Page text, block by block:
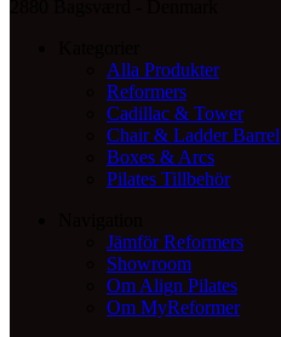
Alla Produkter
Reformers
Cadillac & Tower
Chair & Ladder Barrel
Boxes & Arcs
Pilates Tillbehör
Jämför Reformers
Showroom
Om Align Pilates
Om MyReformer